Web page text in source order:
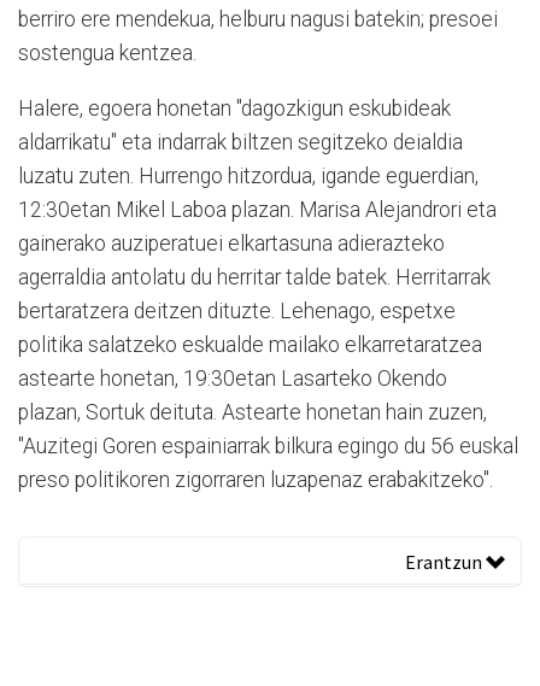
berriro ere mendekua, helburu nagusi batekin; presoei
sostengua kentzea.
Halere, egoera honetan "dagozkigun eskubideak
aldarrikatu" eta indarrak biltzen segitzeko deialdia
luzatu zuten. Hurrengo hitzordua, igande eguerdian,
12:30etan Mikel Laboa plazan. Marisa Alejandrori eta
gainerako auziperatuei elkartasuna adierazteko
agerraldia antolatu du herritar talde batek. Herritarrak
bertaratzera deitzen dituzte. Lehenago, espetxe
politika salatzeko eskualde mailako elkarretaratzea
astearte honetan, 19:30etan Lasarteko Okendo
plazan, Sortuk deituta. Astearte honetan hain zuzen,
"Auzitegi Goren espainiarrak bilkura egingo du 56 euskal
preso politikoren zigorraren luzapenaz erabakitzeko".
Erantzun